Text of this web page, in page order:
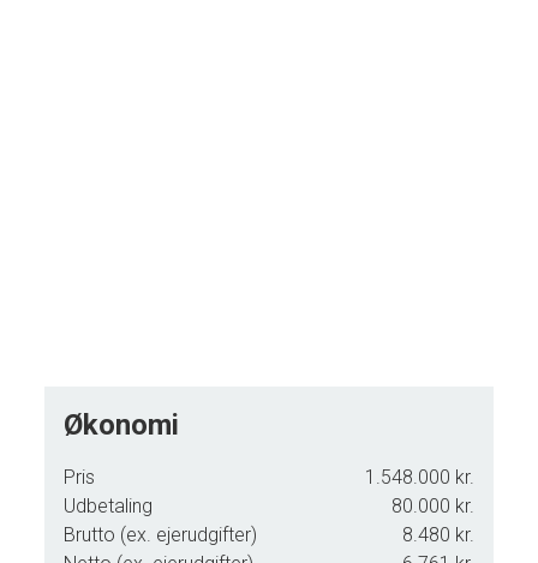
Økonomi
Pris
1.548.000 kr.
Udbetaling
80.000 kr.
Brutto (ex. ejerudgifter)
8.480 kr.